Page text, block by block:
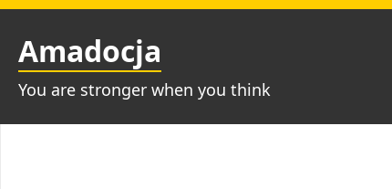
Przejdź
treści
Amadocja
You are stronger when you think